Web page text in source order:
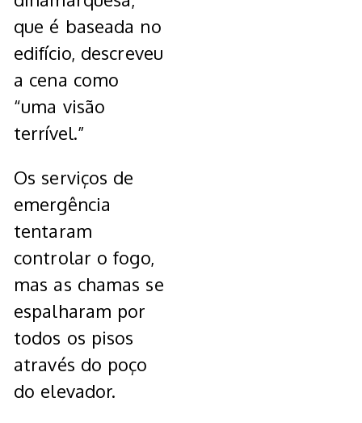
que é baseada no
edifício, descreveu
a cena como
“uma visão
terrível.”
Os serviços de
emergência
tentaram
controlar o fogo,
mas as chamas se
espalharam por
todos os pisos
através do poço
do elevador.